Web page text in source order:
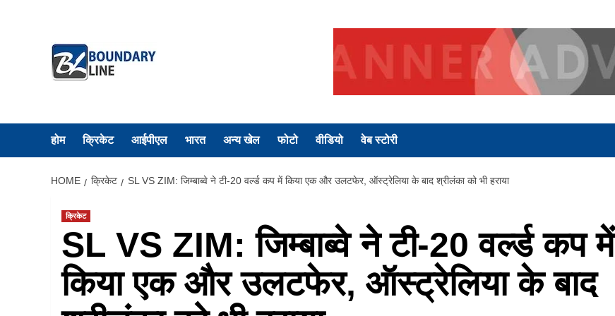
होम क्रिकेट आईपीएल भारत अन्य खेल फोटो वीडियो वेब स्टोरी
HOME क्रिकेट SL VS ZIM: जिम्बाब्वे ने टी-20 वर्ल्ड कप में किया एक और उलटफेर, ऑस्ट्रेलिया के बाद श्रीलंका को भी हराया
क्रिकेट
SL VS ZIM: जिम्बाब्वे ने टी-20 वर्ल्ड कप में
किया एक और उलटफेर, ऑस्ट्रेलिया के बाद